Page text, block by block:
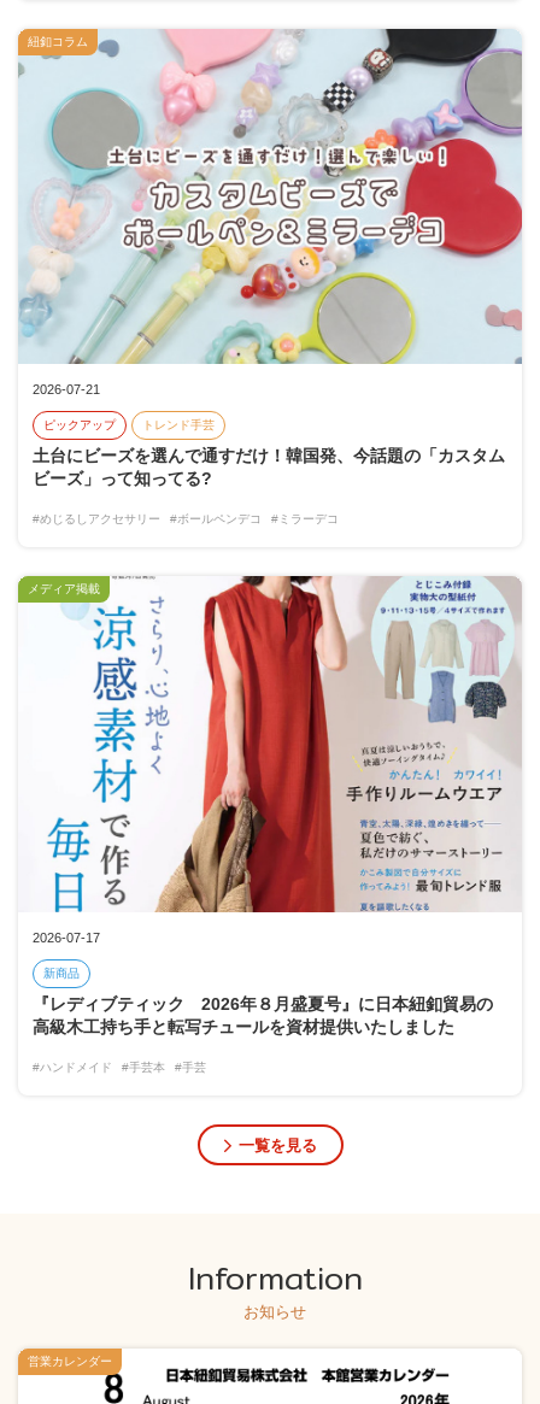
2026-07-21
ピックアップ トレンド手芸
土台にビーズを選んで通すだけ！韓国発、今話題の「カスタム
ビーズ」って知ってる?
#めじるしアクセサリー #ボールペンデコ #ミラーデコ
紐釦コラム
2026-07-17
新商品
『レディブティック 2026年８月盛夏号』に日本紐釦貿易の
高級木工持ち手と転写チュールを資材提供いたしました
#ハンドメイド #手芸本 #手芸
メディア掲載
一覧を見る
Information
お知らせ
営業カレンダー